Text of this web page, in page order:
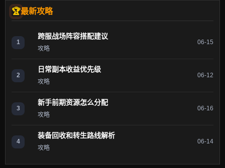
最新攻略
1
跨服战场阵容搭配建议
攻略
06-15
2
日常副本收益优先级
攻略
06-12
3
新手前期资源怎么分配
攻略
06-16
4
装备回收和转生路线解析
攻略
06-14